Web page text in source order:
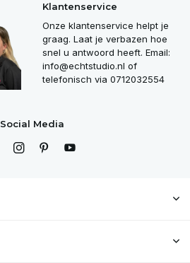
Klantenservice
Onze klantenservice helpt je
graag. Laat je verbazen hoe
snel u antwoord heeft. Email:
info@echtstudio.nl of
telefonisch via 0712032554
Social Media